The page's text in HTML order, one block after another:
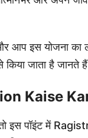
आप इस योजना का
जाता है जानते
Kaise
इस पॉइंट में